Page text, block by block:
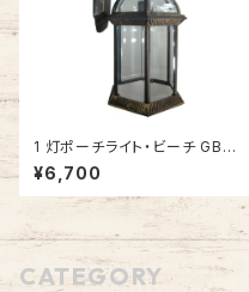
1 灯ポーチライト・ビーチ GB
(ゴールドブラック) #IM-0025
WD-GB
¥6,700
CATEGORY